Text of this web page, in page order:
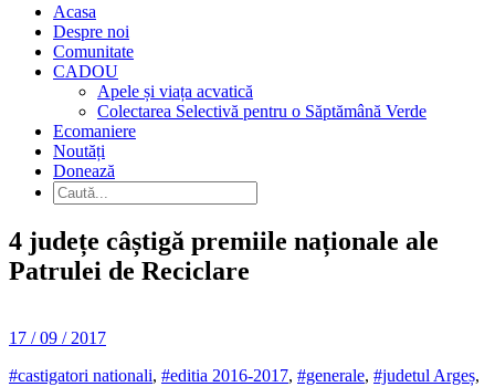
Acasa
Despre noi
Comunitate
CADOU
Apele și viața acvatică
Colectarea Selectivă pentru o Săptămână Verde
Ecomaniere
Noutăți
Donează
4 județe câștigă premiile naționale ale
Patrulei de Reciclare
17 / 09 / 2017
#castigatori nationali, #editia 2016-2017, #generale, #judetul Argeș,